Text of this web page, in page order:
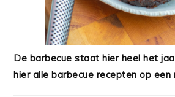
De barbecue staat hier heel het
hier alle barbecue recepten op een